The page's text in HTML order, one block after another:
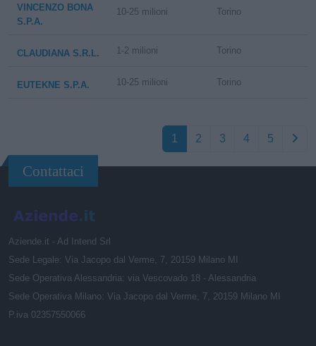
VINCENZO BONA
S.P.A.
10-25 milioni Torino
CLAUDIANA S.R.L. 1-2 milioni Torino
EUTEKNE S.P.A. 10-25 milioni Torino
1 2 3 4 5
Contattaci
Aziende.it - Ad Intend Srl
Sede Legale: Via Jacopo dal Verme, 7, 20159 Milano MI
Sede Operativa Alessandria: via Vescovado 18 - Alessandria
Sede Operativa Milano: Via Jacopo dal Verme, 7, 20159 Milano MI
P.iva 02357550066